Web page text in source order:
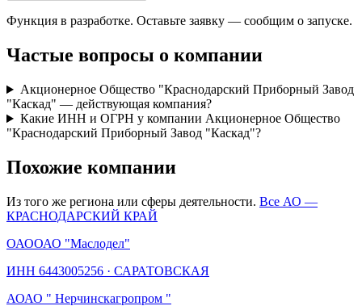
Функция в разработке. Оставьте заявку — сообщим о запуске.
Частые вопросы о компании
Акционерное Общество "Краснодарский Приборный Завод
"Каскад" — действующая компания?
Какие ИНН и ОГРН у компании Акционерное Общество
"Краснодарский Приборный Завод "Каскад"?
Похожие компании
Из того же региона или сферы деятельности. Все АО —
КРАСНОДАРСКИЙ КРАЙ
ОАООАО "Маслодел"
ИНН 6443005256 · САРАТОВСКАЯ
АОАО " Нерчинскагропром "